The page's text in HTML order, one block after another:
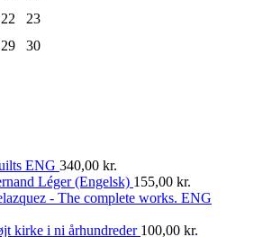
22
23
29
30
ENG 340,00 kr.
Léger (Engelsk) 155,00 kr.
- The complete works. ENG
kirke i ni århundreder 100,00 kr.